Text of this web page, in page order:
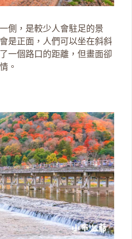
側，是較少人會駐足的景
是正面，人們可以坐在斜斜
一個路口的距離，但畫面卻
。